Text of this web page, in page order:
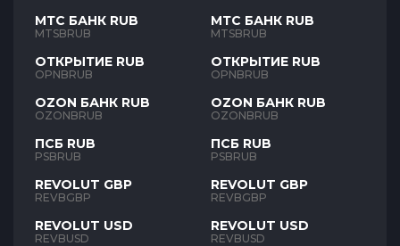
МТС БАНК RUB
MTSBRUB
ОТКРЫТИЕ RUB
OPNBRUB
OZON БАНК RUB
OZONBRUB
ПСБ RUB
PSBRUB
REVOLUT GBP
REVBGBP
REVOLUT USD
REVBUSD
МТС БАНК RUB
MTSBRUB
ОТКРЫТИЕ RUB
OPNBRUB
OZON БАНК RUB
OZONBRUB
ПСБ RUB
PSBRUB
REVOLUT GBP
REVBGBP
REVOLUT USD
REVBUSD